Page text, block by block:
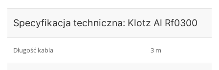
Specyfikacja techniczna: Klotz Al Rf0300
Długość kabla 3 m